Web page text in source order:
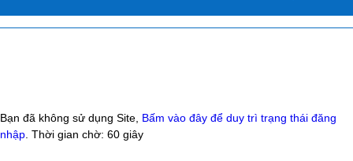
Bạn đã không sử dụng Site, Bấm vào đây để duy trì trạng thái đăng
nhập . Thời gian chờ: 60 giây